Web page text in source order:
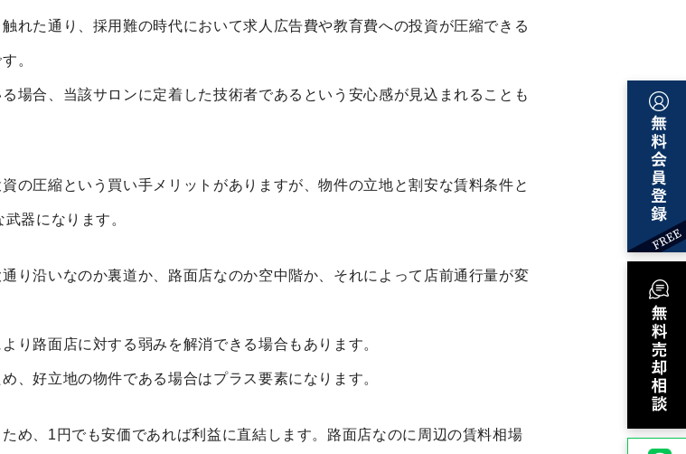
触れた通り、採用難の時代において求人広告費や教育費への投資が圧縮できる
。
場合、当該サロンに定着した技術者であるという安心感が見込まれることも
の圧縮という買い手メリットがありますが、物件の立地と割安な賃料条件と
器になります。
り沿いなのか裏道か、路面店なのか空中階か、それによって店前通行量が変
り路面店に対する弱みを解消できる場合もあります。
、好立地の物件である場合はプラス要素になります。
め、1円でも安価であれば利益に直結します。路面店なのに周辺の賃料相場